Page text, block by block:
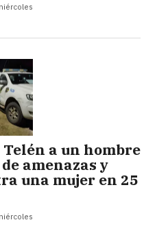
a un hombre
amenazas y
una mujer en 25